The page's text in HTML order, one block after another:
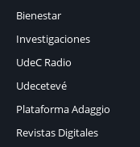
Bienestar
Investigaciones
UdeC Radio
Udecetevé
Plataforma Adaggio
Revistas Digitales